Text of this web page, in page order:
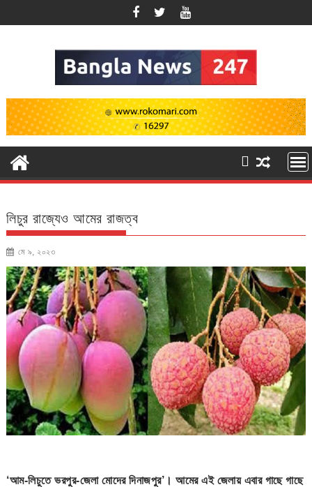
to
লিচুর রাজ্যেও আমের রাজত্ব
মে ৯, ২০২৩
‘আম-লিচুতে ভরপুর-জেলা মোদের দিনাজপুর’। আমের এই জেলায় এবার গাছে গাছে